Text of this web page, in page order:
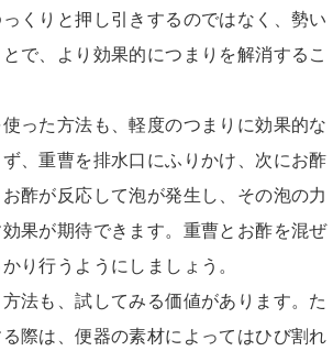
くりと押し引きするのではなく、勢い
で、より効果的につまりを解消するこ
った方法も、軽度のつまりに効果的な
、重曹を排水口にふりかけ、次にお酢
酢が反応して泡が発生し、その泡の力
果が期待できます。重曹とお酢を混ぜ
り行うようにしましょう。
法も、試してみる価値があります。た
際は、便器の素材によってはひび割れ